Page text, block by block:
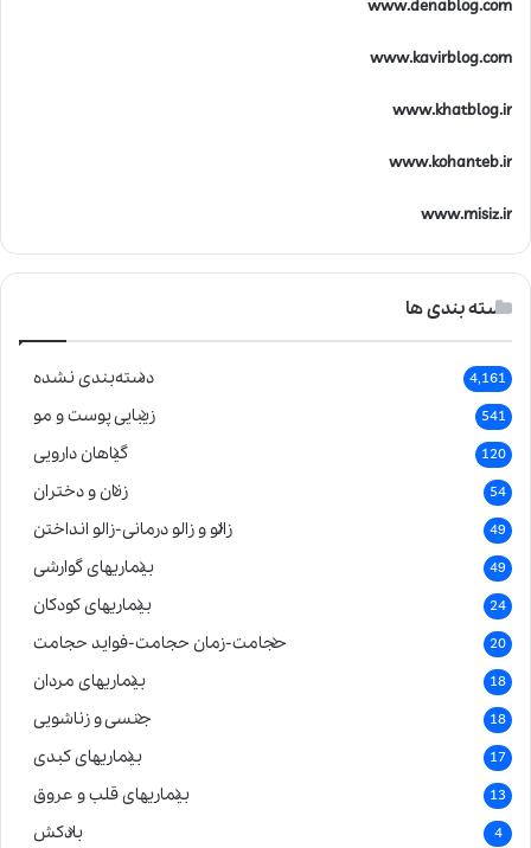
www.denablog.com
www.kavirblog.com
www.khatblog.ir
www.kohanteb.ir
www.misiz.ir
دسته بندی ها
دسته‌بندی نشده 4,161
زیبایی پوست و مو 541
گیاهان دارویی 120
زنان و دختران 54
زالو و زالو درمانی-زالو انداختن 49
بیماریهای گوارشی 49
بیماریهای کودکان 24
حجامت-زمان حجامت-فواید حجامت 20
بیماریهای مردان 18
جنسی و زناشویی 18
بیماریهای کبدی 17
بیماریهای قلب و عروق 13
بادکش 4